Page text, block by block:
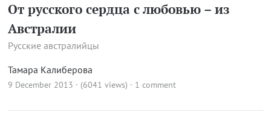
От русского сердца с любовью – из
Австралии
Русские австралийцы
Тамара Калиберова
9 December 2013 · (6041 views) · 1 comment